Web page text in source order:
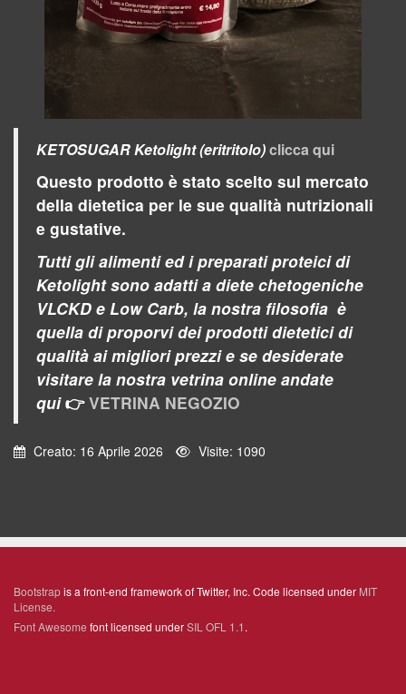
KETOSUGAR Ketolight (eritritolo)clicca qui
Questo prodotto è stato scelto sul mercato
della dietetica per le sue qualità nutrizionali
e gustative.
Tutti gli alimenti ed i preparati proteici di
Ketolight sono adatti a diete chetogeniche
VLCKD e Low Carb, la nostra filosofia è
quella di proporvi dei prodotti dietetici di
qualità ai migliori prezzi e se desiderate
visitare la nostra vetrina online andate
qui 👉 VETRINA NEGOZIO
Creato: 16 Aprile 2026 Visite: 1090
Bootstrapis a front-end framework of Twitter, Inc. Code licensed under MIT
License.
Font Awesome font licensed underSIL OFL 1.1.